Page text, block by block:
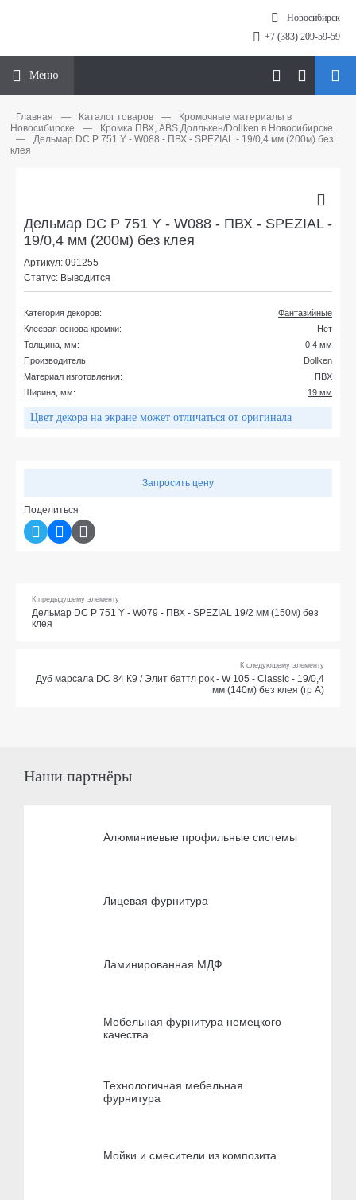
Новосибирск
+7 (383) 209-59-59
Меню
Главная — Каталог товаров —
Кромочные материалы в
Новосибирске
—
Кромка ПВХ, ABS Доллькен/Dollken в Новосибирске
—
Дельмар DC P 751 Y - W088 - ПВХ - SPEZIAL - 19/0,4 мм (200м) без
клея
Дельмар DC P 751 Y - W088 - ПВХ - SPEZIAL -
19/0,4 мм (200м) без клея
Артикул: 091255
Статус: Выводится
Категория декоров:
Фантазийные
Клеевая основа кромки:
Нет
Толщина, мм:
0,4 мм
Производитель:
Dollken
Материал изготовления:
ПВХ
Ширина, мм:
19 мм
Цвет декора на экране может отличаться от оригинала
Запросить цену
Поделиться
К предыдущему элементу
Дельмар DC P 751 Y - W079 - ПВХ - SPEZIAL 19/2 мм (150м) без
клея
К следующему элементу
Дуб марсала DC 84 К9 / Элит баттл рок - W 105 - Classic - 19/0,4
мм (140м) без клея (гр А)
Наши партнёры
Алюминиевые профильные системы
Лицевая фурнитура
Ламинированная МДФ
Мебельная фурнитура немецкого
качества
Технологичная мебельная
фурнитура
Мойки и смесители из композита